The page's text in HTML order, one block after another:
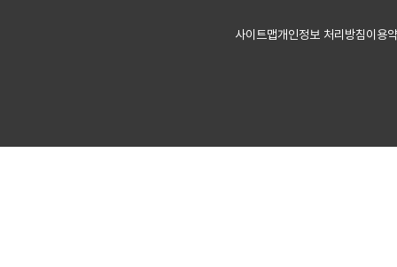
사이트맵개인정보 처리방침이용